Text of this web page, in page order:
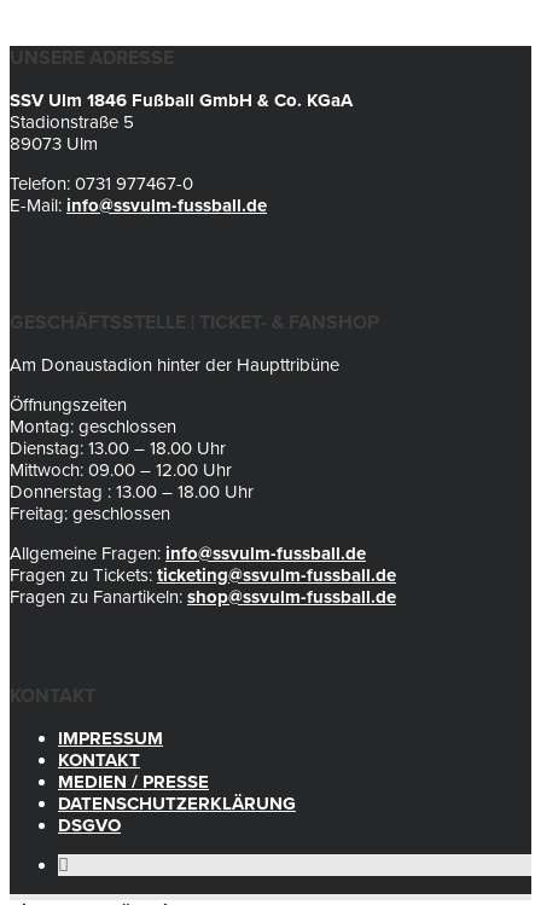
UNSERE ADRESSE
SSV Ulm 1846 Fußball GmbH & Co. KGaA
Stadionstraße 5
89073 Ulm
Telefon: 0731 977467-0
E-Mail: info@ssvulm-fussball.de
GESCHÄFTSSTELLE | TICKET- & FANSHOP
Am Donaustadion hinter der Haupttribüne
Öffnungszeiten
Montag: geschlossen
Dienstag: 13.00 – 18.00 Uhr
Mittwoch: 09.00 – 12.00 Uhr
Donnerstag : 13.00 – 18.00 Uhr
Freitag: geschlossen
Allgemeine Fragen: info@ssvulm-fussball.de
Fragen zu Tickets: ticketing@ssvulm-fussball.de
Fragen zu Fanartikeln: shop@ssvulm-fussball.de
KONTAKT
IMPRESSUM
KONTAKT
MEDIEN / PRESSE
DATENSCHUTZERKLÄRUNG
DSGVO